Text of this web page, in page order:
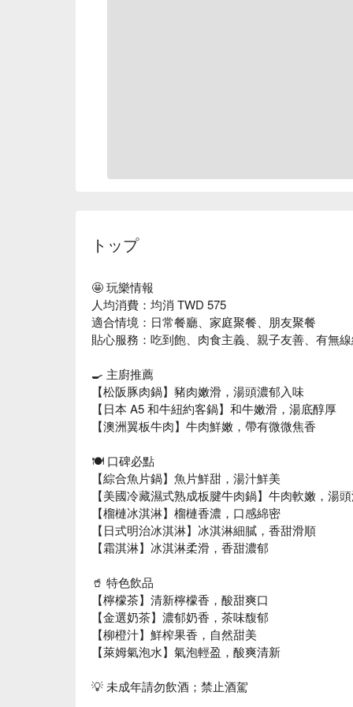
トップ
🤩 玩樂情報
人均消費：均消 TWD 575
適合情境：日常餐廳、家庭聚餐、朋友聚餐
貼心服務：吃到飽、肉食主義、親子友善、有無
🍳 主廚推薦
【松阪豚肉鍋】豬肉嫩滑，湯頭濃郁入味
【日本 A5 和牛紐約客鍋】和牛嫩滑，湯底醇厚
【澳洲翼板牛肉】牛肉鮮嫩，帶有微微焦香
🍽️ 口碑必點
【綜合魚片鍋】魚片鮮甜，湯汁鮮美
【美國冷藏濕式熟成板腱牛肉鍋】牛肉軟嫩，湯
【榴槤冰淇淋】榴槤香濃，口感綿密
【日式明治冰淇淋】冰淇淋細膩，香甜滑順
【霜淇淋】冰淇淋柔滑，香甜濃郁
🥤 特色飲品
【檸檬茶】清新檸檬香，酸甜爽口
【金選奶茶】濃郁奶香，茶味馥郁
【柳橙汁】鮮榨果香，自然甜美
【萊姆氣泡水】氣泡輕盈，酸爽清新
💡 未成年請勿飲酒；禁止酒駕